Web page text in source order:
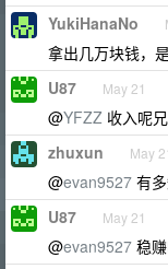
YukiHanaNo
拿出几万块钱，
U87 May 21
@YFZZ 收入呢
zhuxun May
@evan9527 有
U87 May 21
@evan9527 稳